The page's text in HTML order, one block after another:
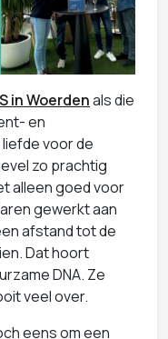
in Woerdenals die
en
voor de
zo prachtig
alleen goed voor
gewerkt aan
afstand tot de
Dat hoort
DNA. Ze
veel over.
eens om een